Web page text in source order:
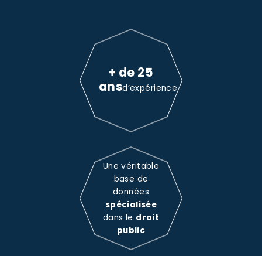
+ de 25
ansd’expérience
Une véritable
base de
données
spécialisée
dans le droit
public